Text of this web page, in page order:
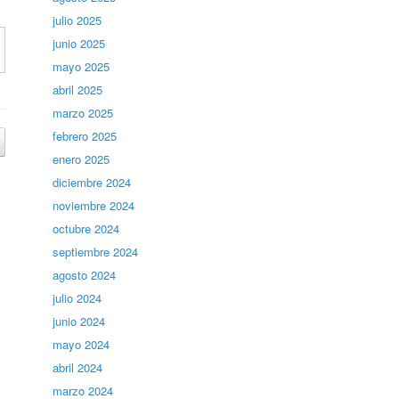
julio 2025
junio 2025
mayo 2025
abril 2025
marzo 2025
febrero 2025
enero 2025
diciembre 2024
noviembre 2024
octubre 2024
septiembre 2024
agosto 2024
julio 2024
junio 2024
mayo 2024
abril 2024
marzo 2024